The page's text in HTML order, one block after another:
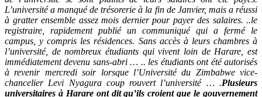
L’université a manqué de trésorerie à la fin de Janvier, mais a réussi
à gratter ensemble assez mois dernier pour payer des salaires. ..le
registraire, rapidement publié un communiqué qui a fermé le
campus, y compris les résidences. Sans accès à leurs chambres à
l’université, de nombreux étudiants qui vivent loin de Harare, est
immédiatement devenu sans-abri … .. les étudiants ont été autorisés
à revenir mercredi soir lorsque l’Université du Zimbabwe vice-
chancelier Levi Nyagura coup rouvert l’université … .Plusieurs
universitaires à Harare ont dit qu’ils croient que le gouvernement